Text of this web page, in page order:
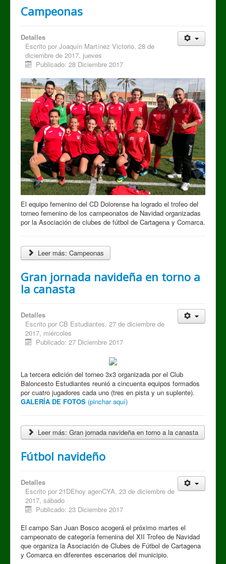
Campeonas
Detalles
Escrito por Joaquín Martínez Victorio. 28 de
diciembre de 2017, jueves
Publicado: 28 Diciembre 2017
El equipo femenino del CD Dolorense ha logrado el trofeo del
torneo femenino de los campeonatos de Navidad organizadas
por la Asociación de clubes de fútbol de Cartagena y Comarca.
Leer más: Campeonas
Gran jornada navideña en torno a
la canasta
Detalles
Escrito por CB Estudiantes. 27 de diciembre de
2017, miércoles
Publicado: 27 Diciembre 2017
La tercera edición del torneo 3x3 organizada por el Club
Baloncesto Estudiantes reunió a cincuenta equipos formados
por cuatro jugadores cada uno (tres en pista y un suplente).
GALERÍA DE FOTOS (pinchar aquí)
Leer más: Gran jornada navideña en torno a la canasta
Fútbol navideño
Detalles
Escrito por 21DEhoy agenCYA. 23 de diciembre de
2017, sábado
Publicado: 23 Diciembre 2017
El campo San Juan Bosco acogerá el próximo martes el
campeonato de categoría femenina del XII Trofeo de Navidad
que organiza la Asociación de Clubes de Fútbol de Cartagena
y Comarca en diferentes escenarios del municipio.